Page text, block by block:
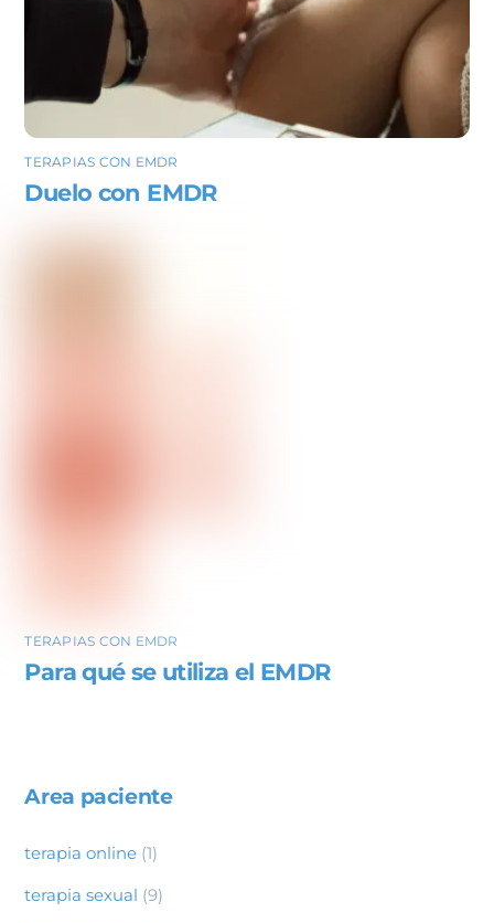
TERAPIAS CON EMDR
Duelo con EMDR
TERAPIAS CON EMDR
Para qué se utiliza el EMDR
Area paciente
terapia online (1)
terapia sexual (9)